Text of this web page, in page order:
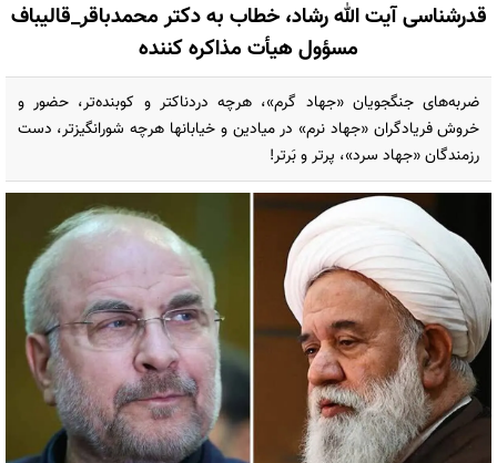
قدرشناسی آیت الله رشاد، خطاب به دکتر محمدباقر_قالیباف
مسؤول هیأت مذاکره کننده
ضربه‌های جنگجویان «جهاد گرم»، هرچه دردناکتر و کوبنده‌تر، حضور و
خروش فریادگران «جهاد نرم» در میادین و خیابانها هرچه شورانگیزتر، دست
رزمندگان «جهاد سرد»، پرتر و بَرتر!